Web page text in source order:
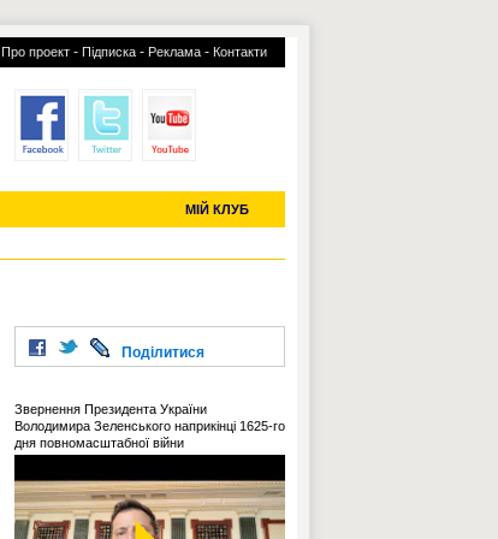
Про проект - Підписка - Реклама - Контакти
МІЙ КЛУБ
УСІ ТРАНСФЕРИ
Поділитися
Звернення Президента України
Володимира Зеленського наприкінці 1625-го
дня повномасштабної війни